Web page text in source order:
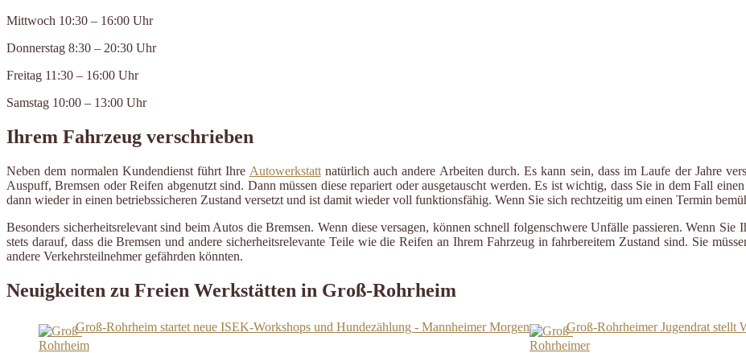
Mittwoch 10:30 – 16:00 Uhr
Donnerstag 8:30 – 20:30 Uhr
Freitag 11:30 – 16:00 Uhr
Samstag 10:00 – 13:00 Uhr
Ihrem Fahrzeug verschrieben
Neben dem normalen Kundendienst führt Ihre Autowerkstattnatürlich auch andere Arbeiten durch. Es kann sein, dass im Laufe der Jahre
Auspuff, Bremsen oder Reifen abgenutzt sind. Dann müssen diese repariert oder ausgetauscht werden. Es ist wichtig, dass Sie in dem Fall
dann wieder in einen betriebssicheren Zustand versetzt und ist damit wieder voll funktionsfähig. Wenn Sie sich rechtzeitig um einen Termin
Besonders sicherheitsrelevant sind beim Autos die Bremsen. Wenn diese versagen, können schnell folgenschwere Unfälle passieren. Wenn Sie
stets darauf, dass die Bremsen und andere sicherheitsrelevante Teile wie die Reifen an Ihrem Fahrzeug in fahrbereitem Zustand sind. Sie
andere Verkehrsteilnehmer gefährden könnten.
Neuigkeiten zu Freien Werkstätten in Groß-Rohrheim
Groß-Rohrheim startet neue ISEK-Workshops und Hundezählung - Mannheimer Morgen Groß-Rohrheimer Jugendrat stellt